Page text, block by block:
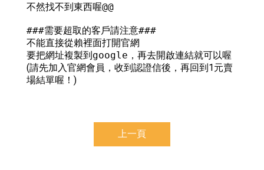
不然找不到東西喔@@
###需要超取的客戶請注意###
不能直接從賴裡面打開官網
要把網址複製到google，再去開啟連結就可以喔
(請先加入官網會員，收到認證信後，再回到1元賣
場結單喔！)
上一頁